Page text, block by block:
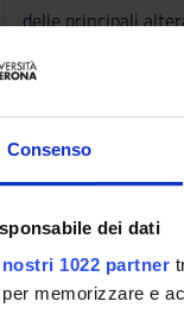
Consenso
dei dati
1022 partner
memorizzare e
delle principali
compenso
rappresentare la
MODULO
principali
attivati in seguito a
basi per molti degli
MODULO
scientifici per